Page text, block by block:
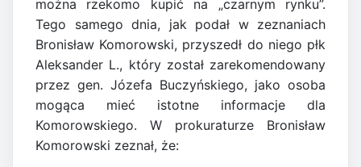
można rzekomo kupić na „czarnym rynku”.
Tego samego dnia, jak podał w zeznaniach
Bronisław Komorowski, przyszedł do niego płk
Aleksander L., który został zarekomendowany
przez gen. Józefa Buczyńskiego, jako osoba
mogąca mieć istotne informacje dla
Komorowskiego. W prokuraturze Bronisław
Komorowski zeznał, że: